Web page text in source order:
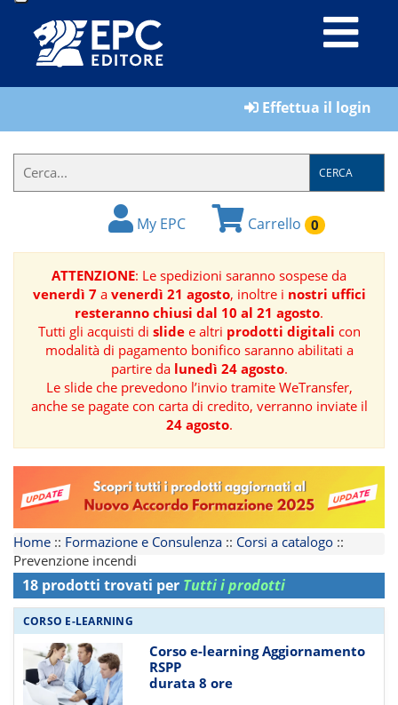
LIBRI
IL
FORMATORE
BOOK
RIVISTE
MANUALISTICA
SOFTWARE
TEMATICHE
Effettua il login
CERCA
My EPC Carrello 0
ATTENZIONE: Le spedizioni saranno sospese da
venerdì 7a venerdì 21 agosto, inoltre i nostri uffici
resteranno chiusi dal 10 al 21 agosto.
Tutti gli acquisti di slidee altri prodotti digitali con
modalità di pagamento bonifico saranno abilitati a
partire da lunedì 24 agosto.
Le slide che prevedono l’invio tramite WeTransfer,
anche se pagate con carta di credito, verranno inviate il
24 agosto.
Home :: Formazione e Consulenza :: Corsi a catalogo ::
Prevenzione incendi
18 prodotti trovati per Tutti i prodotti
CORSO E-LEARNING
Corso e-learning Aggiornamento
RSPP
durata 8 ore